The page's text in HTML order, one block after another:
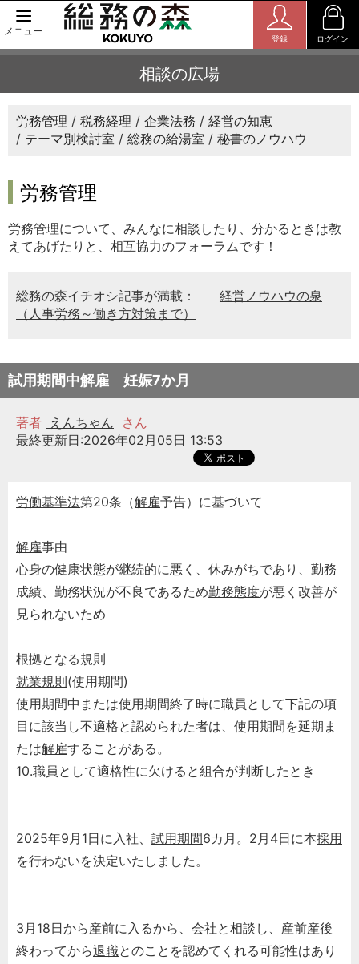
メニュー
登録 ログイン
相談の広場
労務管理 税務経理 企業法務
経営の知恵
テーマ別検討室
総務の給湯室 秘書のノウハウ
労務管理
労務管理について、みんなに相談したり、分かるときは教
えてあげたりと、相互協力のフォーラムです！
総務の森イチオシ記事が満載：
経営ノウハウの泉
（人事労務～働き方対策まで）
試用期間中解雇 妊娠7か月
著者 えんちゃん
さん
最終更新日:2026年02月05日 13:53
労働基準法第20条（解雇予告）に基づいて
解雇事由
心身の健康状態が継続的に悪く、休みがちであり、勤務
成績、勤務状況が不良であるため勤務態度が悪く改善が
見られないため
根拠となる規則
就業規則(使用期間)
使用期間中または使用期間終了時に職員として下記の項
目に該当し不適格と認められた者は、使用期間を延期ま
たは解雇することがある。
10.職員として適格性に欠けると組合が判断したとき
2025年9月1日に入社、 試用期間6カ月。2月4日に本採用
を行わないを決定いたしました。
3月18日から産前に入るから、会社と相談し、 産前産後
終わってから退職とのことを認めてくれる可能性はあり